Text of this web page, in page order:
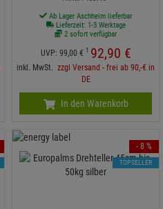
Ab Lager Aschheim lieferbar
Lieferzeit: 1-3 Werktage
2 sofort verfügbar
UVP: 99,00 € 1 92,90 €
inkl. MwSt. zzgl Versand - frei ab 90,-€ in
DE
In den Warenkorb
- 8 %
TOPSELLER